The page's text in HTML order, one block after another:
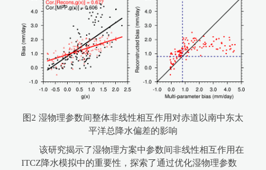
图2 湿物理参数间整体非线性相互作用对赤道以南中东太
平洋总降水偏差的影响
该研究揭示了湿物理方案中参数间非线性相互作用在
ITCZ降水模拟中的重要性，探索了通过优化湿物理参数